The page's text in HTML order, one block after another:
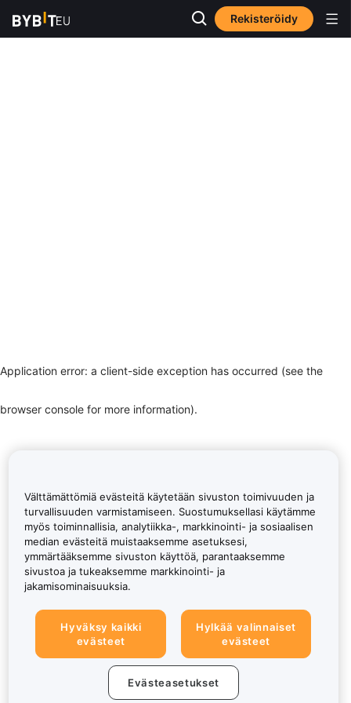
Rekisteröidy
Application error: a client-side exception has occurred (see the
browser console for more information).
Välttämättömiä evästeitä käytetään sivuston toimivuuden ja
turvallisuuden varmistamiseen. Suostumuksellasi käytämme
myös toiminnallisia, analytiikka-, markkinointi- ja sosiaalisen
median evästeitä muistaaksemme asetuksesi,
ymmärtääksemme sivuston käyttöä, parantaaksemme
sivustoa ja tukeaksemme markkinointi- ja
jakamisominaisuuksia.
Hyväksy kaikki
evästeet
Hylkää valinnaiset
evästeet
Evästeasetukset